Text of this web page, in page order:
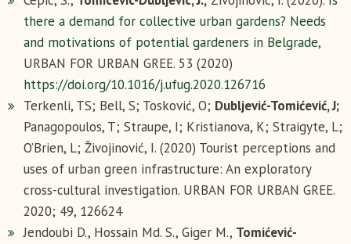
there a demand for collective urban gardens? Needs
and motivations of potential gardeners in Belgrade,
URBAN FOR URBAN GREE. 53 (2020)
https://doi.org/10.1016/j.ufug.2020.126716
Terkenli, TS; Bell, S; Tosković, O; Dubljević-Tomićević, J;
Panagopoulos, T; Straupe, I; Kristianova, K; Straigyte, L;
O’Brien, L; Živojinović, I. (2020) Tourist perceptions and
uses of urban green infrastructure: An exploratory
cross-cultural investigation. URBAN FOR URBAN GREE.
2020; 49, 126624
Jendoubi D., Hossain Md. S., Giger M., Tomićević-